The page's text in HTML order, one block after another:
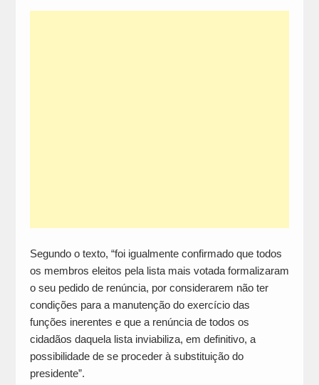
Segundo o texto, “foi igualmente confirmado que todos
os membros eleitos pela lista mais votada formalizaram
o seu pedido de renúncia, por considerarem não ter
condições para a manutenção do exercício das
funções inerentes e que a renúncia de todos os
cidadãos daquela lista inviabiliza, em definitivo, a
possibilidade de se proceder à substituição do
presidente”.